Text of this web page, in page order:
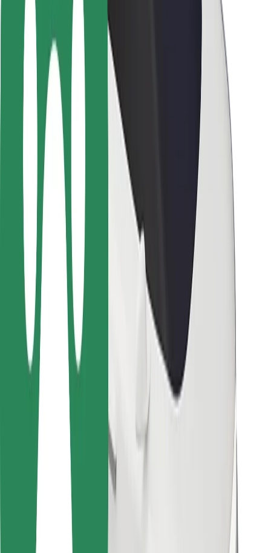
Varnost voznikov
Varnost skirojev
Varnostni kotiček
Mesta
Lokacije
Rešitve za mesto
Letališča
Bolt polnilne postaje
Pomoč
Za potnike
Za voznike
Za dostavljavce
Bolt Food
Za lastnike voznih parkov
Za restavracije
Bolt za podjetja
Dobavitelji
Piškotki
Varnost
Do vožnje v nekaj minutah!
Prenesi aplikacijo Bolt
Prenesi aplikacijo Bolt Food